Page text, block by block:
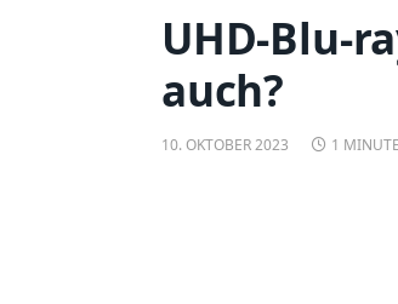
UHD-Blu-
auch?
10. OKTOBER 2023 1